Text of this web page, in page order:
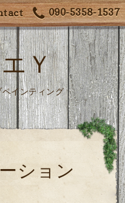
090-5358-1537
Ｙ
インティング
ション